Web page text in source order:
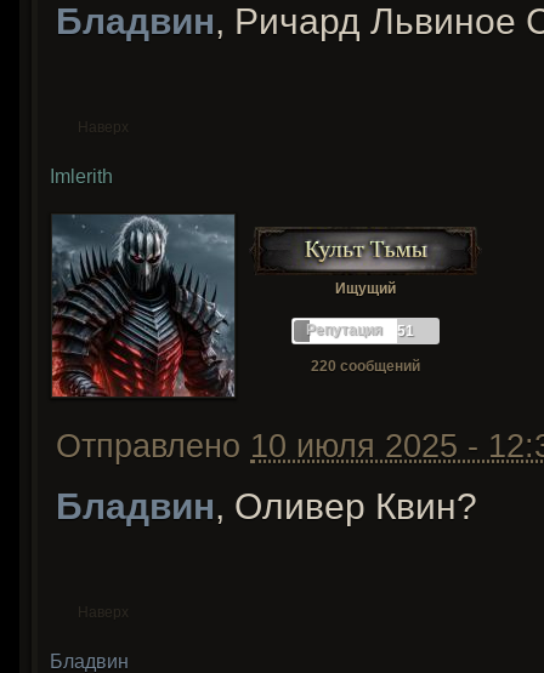
Бладвин, Ричард Львиное
Наверх
Imlerith
Ищущий
Репутация 51
220 сообщений
Отправлено 10 июля 2025 -
Бладвин, Оливер Квин?
Наверх
Бладвин